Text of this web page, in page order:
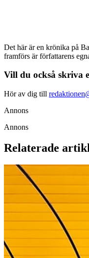
Det här är en krönika på
framförs är författarens
Vill du också skriva
Hör av dig till
Annons
Annons
Relaterade